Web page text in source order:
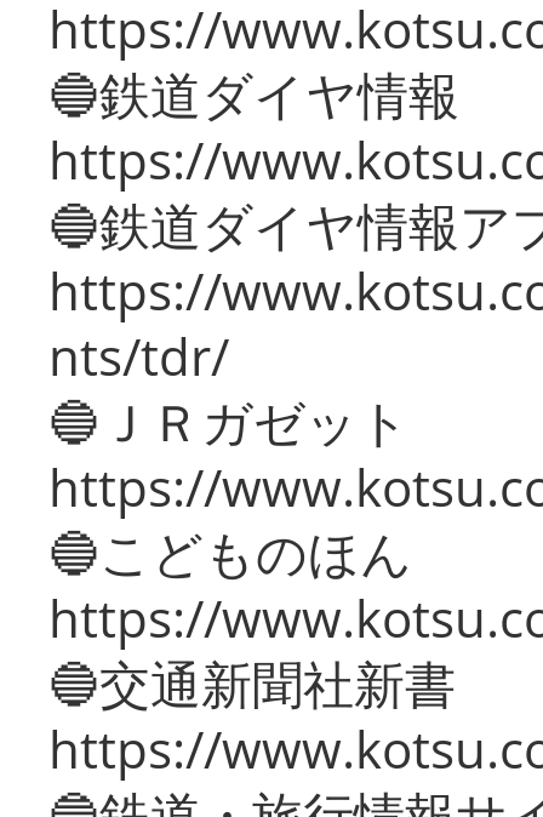
https://
🔵鉄道ダイヤ情報
https://
🔵鉄道ダイヤ情報ア
https://
nts/tdr/
🔵ＪＲガゼット
https://
🔵こどものほん
https://
🔵交通新聞社新書
https://